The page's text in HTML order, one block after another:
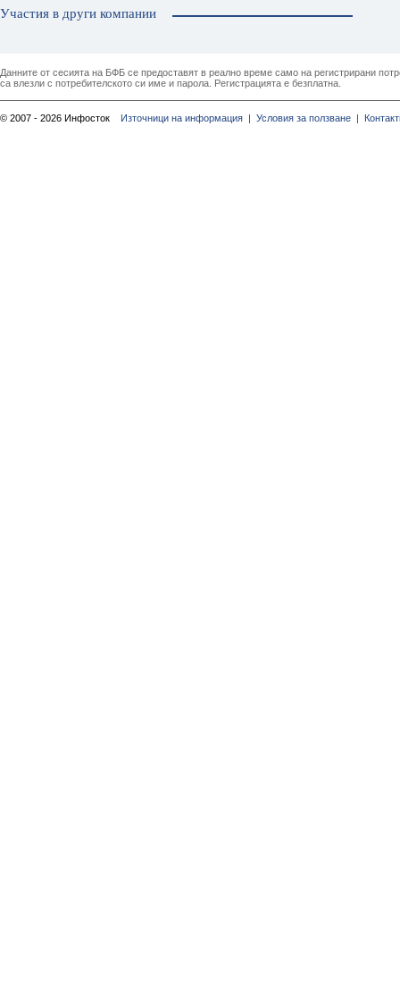
Участия в други компании
Данните от сесията на БФБ се предоставят в реално време само на регистрирани
са влезли с потребителското си име и парола. Регистрацията е безплатна.
© 2007 - 2026 Инфосток Източници на информация | Условия за ползване |